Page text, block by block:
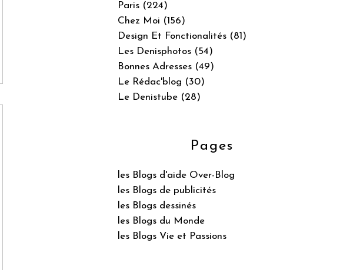
Paris (224)
Chez Moi (156)
Design Et Fonctionalités (81)
Les Denisphotos (54)
Bonnes Adresses (49)
Le Rédac'blog (30)
Le Denistube (28)
Pages
les Blogs d'aide Over-Blog
les Blogs de publicités
les Blogs dessinés
les Blogs du Monde
les Blogs Vie et Passions